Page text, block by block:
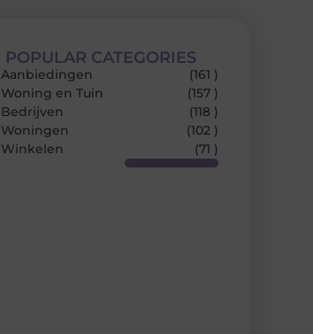
POPULAR CATEGORIES
Aanbiedingen
(161 )
Woning en Tuin
(157 )
Bedrijven
(118 )
Woningen
(102 )
Winkelen
(71 )